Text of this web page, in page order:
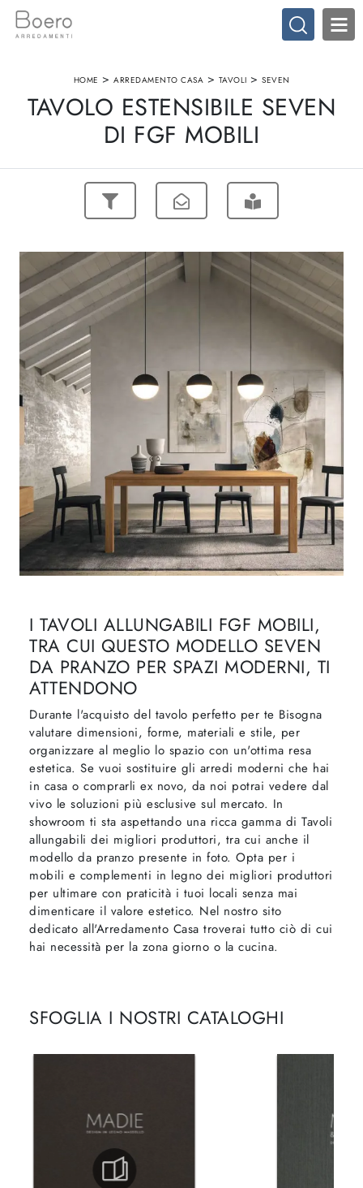
HOME > ARREDAMENTO CASA > TAVOLI > SEVEN
TAVOLO ESTENSIBILE SEVEN
DI FGF MOBILI
I TAVOLI ALLUNGABILI FGF MOBILI,
TRA CUI QUESTO MODELLO SEVEN
DA PRANZO PER SPAZI MODERNI, TI
ATTENDONO
Durante l'acquisto del tavolo perfetto per te Bisogna
valutare dimensioni, forme, materiali e stile, per
organizzare al meglio lo spazio con un'ottima resa
estetica. Se vuoi sostituire gli arredi moderni che hai
in casa o comprarli ex novo, da noi potrai vedere dal
vivo le soluzioni più esclusive sul mercato. In
showroom ti sta aspettando una ricca gamma di Tavoli
allungabili dei migliori produttori, tra cui anche il
modello da pranzo presente in foto. Opta per i
mobili e complementi in legno dei migliori produttori
per ultimare con praticità i tuoi locali senza mai
dimenticare il valore estetico. Nel nostro sito
dedicato all'Arredamento Casa troverai tutto ciò di cui
hai necessità per la zona giorno o la cucina.
SFOGLIA I NOSTRI CATALOGHI